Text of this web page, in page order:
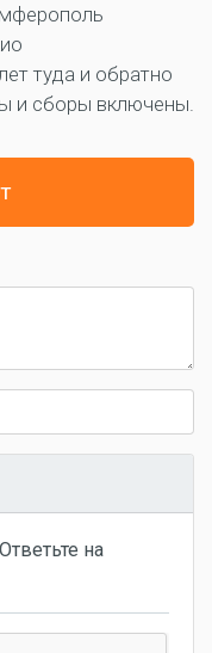
туда и обратно
и сборы включены.
на